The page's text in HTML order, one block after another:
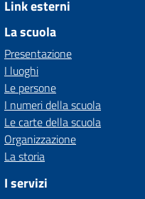
Link esterni
La scuola
Presentazione
I luoghi
Le persone
I numeri della scuola
Le carte della scuola
Organizzazione
La storia
I servizi